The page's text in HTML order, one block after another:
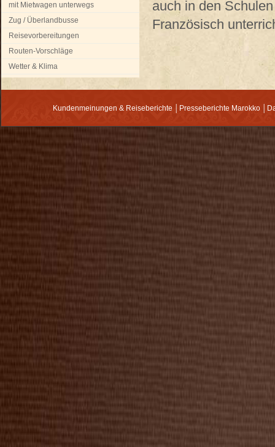
mit Mietwagen unterwegs
Zug / Überlandbusse
Reisevorbereitungen
Routen-Vorschläge
Wetter & Klima
auch in den
Französisch
Kundenmeinungen & Reiseberichte Presseberichte Marokko